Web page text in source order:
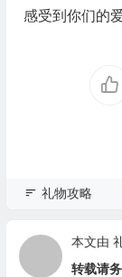
感受到你们的
礼物攻略
本文由
转载请